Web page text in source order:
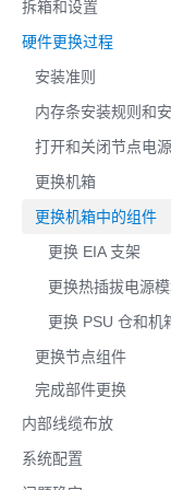
拆箱和设置
硬件更换过程
安装准则
内存条安装规则和
打开和关闭节点电源
更换机箱
更换机箱中的组件
更换 EIA 支架
更换热插拔电源
更换 PSU 仓和机
更换节点组件
完成部件更换
内部线缆布放
系统配置